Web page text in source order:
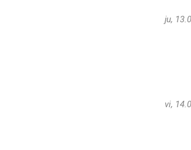
ju,
vi,